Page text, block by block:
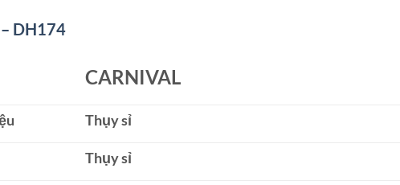
DH174
CARNIVAL
Thụy sỉ
Thụy sỉ